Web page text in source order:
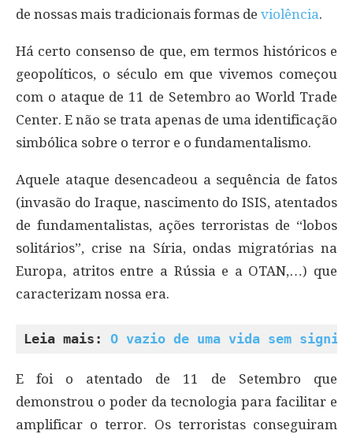
de nossas mais tradicionais formas de violência.
Há certo consenso de que, em termos históricos e
geopolíticos, o século em que vivemos começou
com o ataque de 11 de Setembro ao World Trade
Center. E não se trata apenas de uma identificação
simbólica sobre o terror e o fundamentalismo.
Aquele ataque desencadeou a sequência de fatos
(invasão do Iraque, nascimento do ISIS, atentados
de fundamentalistas, ações terroristas de “lobos
solitários”, crise na Síria, ondas migratórias na
Europa, atritos entre a Rússia e a OTAN,…) que
caracterizam nossa era.
Leia mais: O vazio de uma vida sem
E foi o atentado de 11 de Setembro que
demonstrou o poder da tecnologia para facilitar e
amplificar o terror. Os terroristas conseguiram